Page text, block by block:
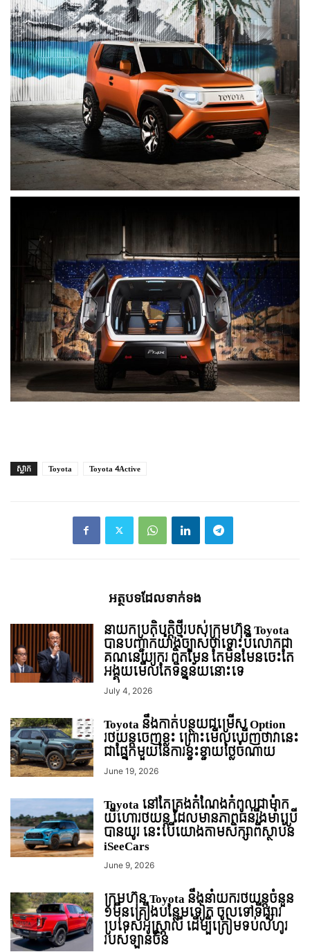
ស្លាក Toyota Toyota 4Active
អត្ថបទ​ដែល​ទាក់ទង
នាយកប្រតិបត្តិថ្មីរបស់ក្រុមហ៊ុន Toyota
បានបញ្ជាក់យ៉ាងច្បាស់ថាទោះបីលោកជា
គណនេយ្យករ ពិតមែន តែមិនមែនចេះតែ
អង្គុយមើលតែទិន្នន័យនោះទេ
July 4, 2026
Toyota នឹងកាត់បន្ថយជម្រើស Option
រថយន្ដចេញខ្លះ ព្រោះមើលឃើញថាវានេះ
ជាផ្នែកមួយនៃការខ្ជះខ្ជាយថ្លៃចំណាយ
June 19, 2026
Toyota នៅតែគ្រងតំណែងកំពូលជាម៉ាក
យីហោរថយន្ដ ដែលមានភាពធន់រឹងមាំប្រើ
បានយូរ នេះបើយោងតាមសិក្សាពីស្ថាប័ន
iSeeCars
June 9, 2026
ក្រុមហ៊ុន Toyota នឹងនាំយករថយន្តចំនួន
១មុឺនគ្រឿងបន្ថែមទៀត ចូលទៅទីផ្សារ
ប្រទេសអូស្ត្រាលី ដើម្បីត្រៀមទប់លំហូរ
របស់ឡានចិន